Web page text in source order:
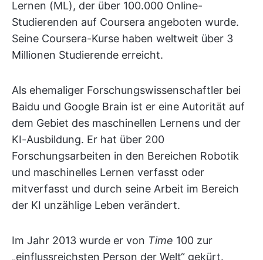
Lernen (ML), der über 100.000 Online-
Studierenden auf Coursera angeboten wurde.
Seine Coursera-Kurse haben weltweit über 3
Millionen Studierende erreicht.
Als ehemaliger Forschungswissenschaftler bei
Baidu und Google Brain ist er eine Autorität auf
dem Gebiet des maschinellen Lernens und der
KI-Ausbildung. Er hat über 200
Forschungsarbeiten in den Bereichen Robotik
und maschinelles Lernen verfasst oder
mitverfasst und durch seine Arbeit im Bereich
der KI unzählige Leben verändert.
Im Jahr 2013 wurde er von Time 100 zur
„einflussreichsten Person der Welt“ gekürt.